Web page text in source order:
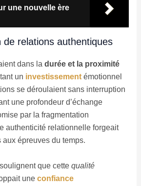
une nouvelle ère
de relations authentiques
dans la durée et la proximité
un investissementémotionnel
se déroulaient sans interruption
une profondeur d’échange
par la fragmentation
authenticité relationnelle forgeait
épreuves du temps.
que cette qualité
une confiance